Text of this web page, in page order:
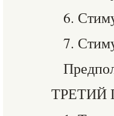
6.
7.
ТРЕТИЙ